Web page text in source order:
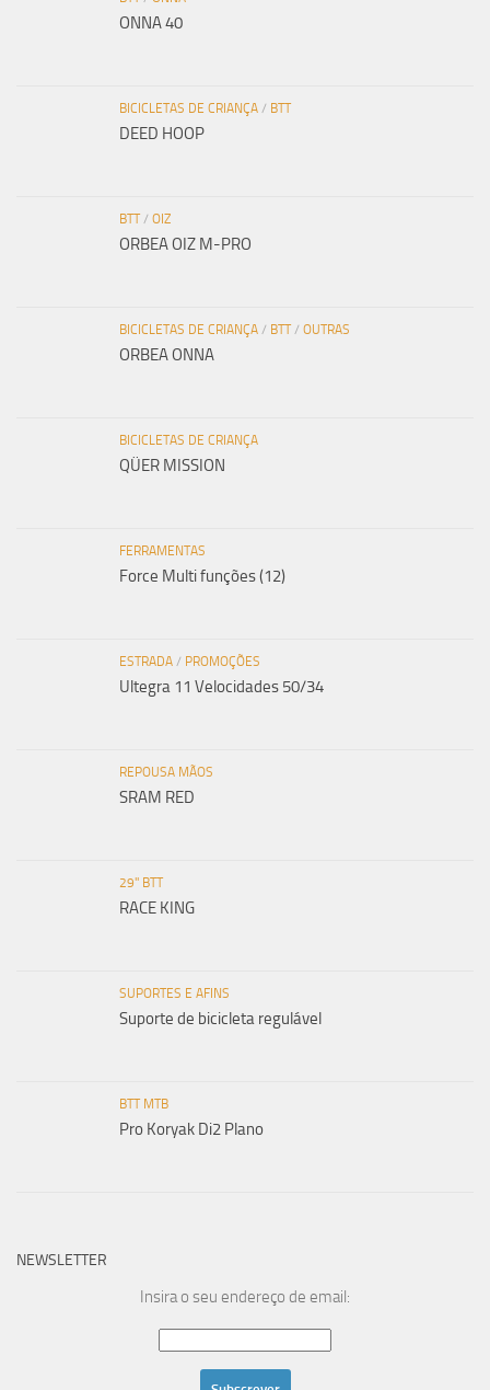
ONNA 40
BICICLETAS DE CRIANÇA / BTT
DEED HOOP
BTT/ OIZ
ORBEA OIZ M-PRO
BICICLETAS DE CRIANÇA / BTT/ OUTRAS
ORBEA ONNA
BICICLETAS DE CRIANÇA
QÜER MISSION
FERRAMENTAS
Force Multi funções (12)
ESTRADA / PROMOÇÕES
Ultegra 11 Velocidades 50/34
REPOUSA MÃOS
SRAM RED
29" BTT
RACE KING
SUPORTES E AFINS
Suporte de bicicleta regulável
BTT MTB
Pro Koryak Di2 Plano
NEWSLETTER
Insira o seu endereço de email: